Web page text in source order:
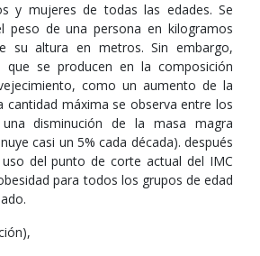
y mujeres de todas las edades. Se
peso de una persona en kilogramos
su altura en metros. Sin embargo,
que se producen en la composición
como un aumento de la
cantidad máxima se observa entre los
disminución de la masa magra
casi un 5% cada década). después
del punto de corte actual del IMC
para todos los grupos de edad